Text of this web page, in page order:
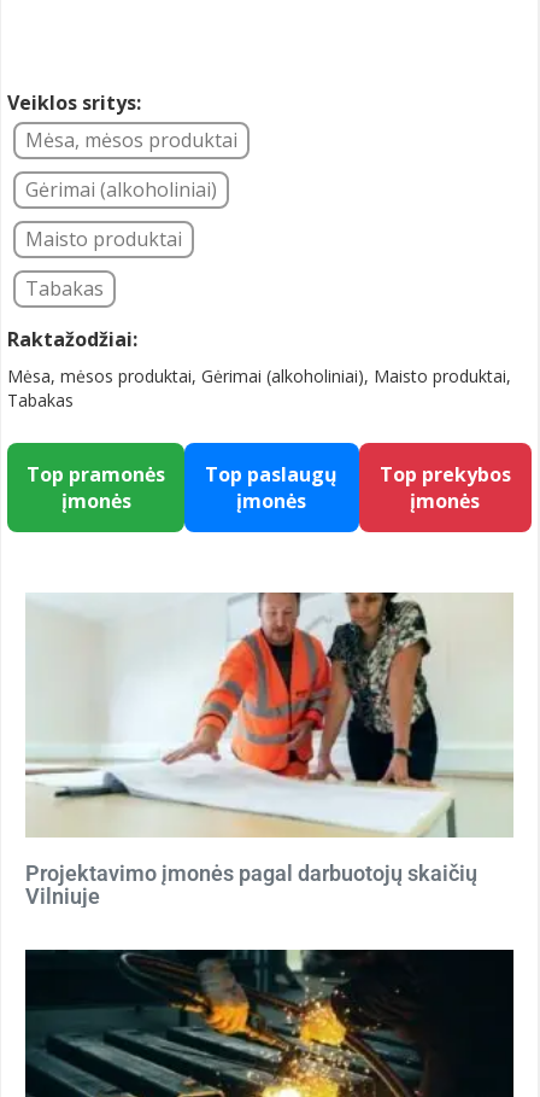
Veiklos sritys:
Mėsa, mėsos produktai
Gėrimai (alkoholiniai)
Maisto produktai
Tabakas
Raktažodžiai:
Mėsa, mėsos produktai, Gėrimai (alkoholiniai), Maisto produktai,
Tabakas
Top pramonės
įmonės
Top paslaugų
įmonės
Top prekybos
įmonės
Projektavimo įmonės pagal darbuotojų skaičių
Vilniuje